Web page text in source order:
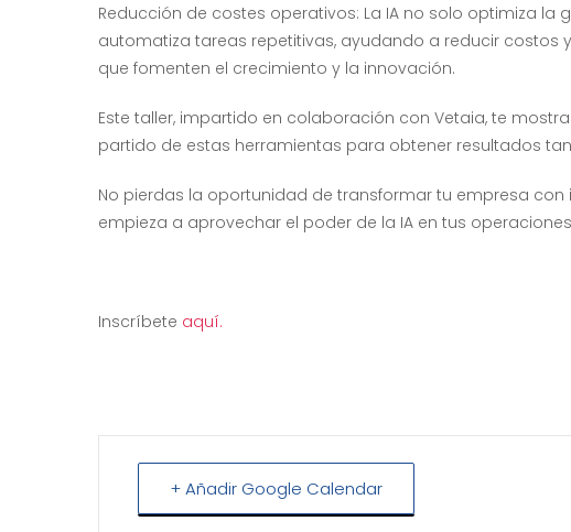
Reducción de costes operativos: La IA no solo optimiza la
automatiza tareas repetitivas, ayudando a reducir costos
que fomenten el crecimiento y la innovación.
Este taller, impartido en colaboración con Vetaia, te
partido de estas herramientas para obtener resultados
No pierdas la oportunidad de transformar tu empresa con
empieza a aprovechar el poder de la IA en tus
Inscríbete aquí.
+ Añadir Google Calendar